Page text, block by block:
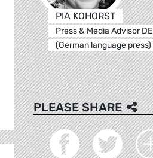
PIA KOHORST
Press & Media Advisor DE
(German language press)
PLEASE SHARE